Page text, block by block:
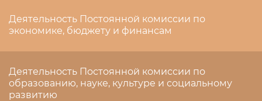
Деятельность Постоянной комиссии по
экономике, бюджету и финансам
Деятельность Постоянной комиссии по
образованию, науке, культуре и социальному
развитию